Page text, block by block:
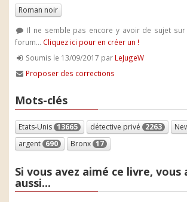
Roman noir
Il ne semble pas encore y avoir de sujet
forum... Cliquez ici pour en créer un !
Soumis le 13/09/2017 par LeJugeW
Proposer des corrections
Mots-clés
Etats-Unis 13665 détective privé 2263
argent 690 Bronx 17
Si vous avez aimé ce livre, vous
aussi...